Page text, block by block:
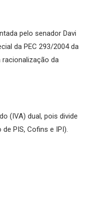
pelo senador Davi
da PEC 293/2004 da
racionalização da
(IVA) dual, pois divide
PIS, Cofins e IPI).